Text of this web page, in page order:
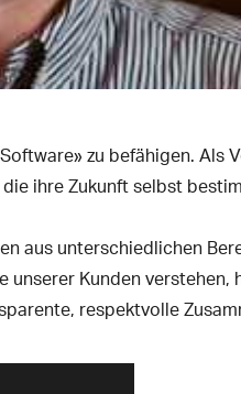
zu befähigen.
ihre Zukunft selbst
aus unterschiedlichen
Kunden
respektvolle